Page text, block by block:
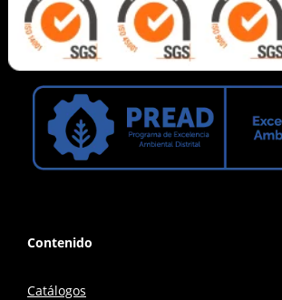
Contenido
Catálogos